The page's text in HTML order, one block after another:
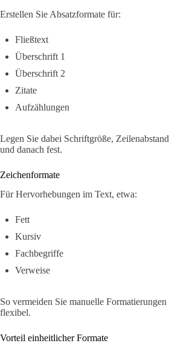
Erstellen Sie Absatzformate für:
Fließtext
Überschrift 1
Überschrift 2
Zitate
Aufzählungen
Legen Sie dabei Schriftgröße,
und danach fest.
Zeichenformate
Für Hervorhebungen im Text, etwa:
Fett
Kursiv
Fachbegriffe
Verweise
So vermeiden Sie manuelle
flexibel.
Vorteil einheitlicher Formate